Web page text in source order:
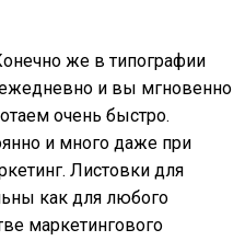
же в типографии
и вы мгновенно
очень быстро.
и много даже при
Листовки для
как для любого
маркетингового